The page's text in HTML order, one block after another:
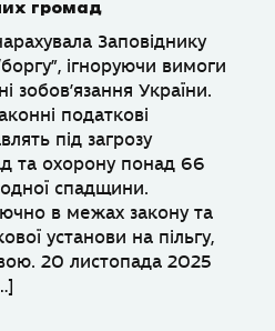
громад
Заповіднику
ігноруючи вимоги
зобов’язання України.
податкові
під загрозу
та охорону понад 66
спадщини.
в межах закону та
установи на пільгу,
20 листопада 2025